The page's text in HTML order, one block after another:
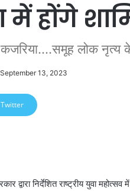
में होंगे
लोक नृत्य
September 13, 2023
Twitter
द्वारा निर्देशित राष्ट्रीय युवा